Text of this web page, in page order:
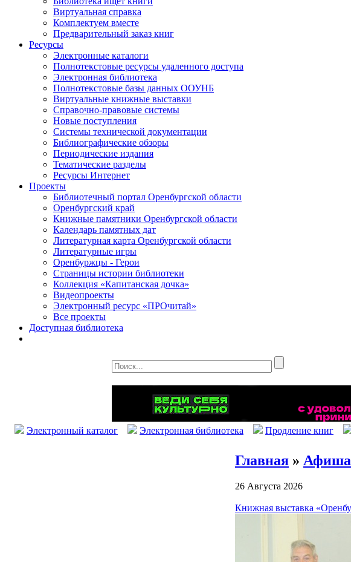
Виртуальная справка
Комплектуем вместе
Предварительный заказ книг
Ресурсы
Электронные каталоги
Полнотекстовые ресурсы удаленного доступа
Электронная библиотека
Полнотекстовые базы данных ООУНБ
Виртуальные книжные выставки
Справочно-правовые системы
Новые поступления
Cистемы технической документации
Библиографические обзоры
Периодические издания
Тематические разделы
Ресурсы Интернет
Проекты
Библиотечный портал Оренбургской области
Оренбургский край
Книжные памятники Оренбургской области
Календарь памятных дат
Литературная карта Оренбургской области
Литературные игры
Оренбуржцы - Герои
Страницы истории библиотеки
Коллекция «Капитанская дочка»
Видеопроекты
Электронный ресурс «ПРОчитай»
Все проекты
Доступная библиотека
Электронный каталог Электронная библиотека Продление книг
Главная » Афиша
26 Августа 2026
Книжная выставка